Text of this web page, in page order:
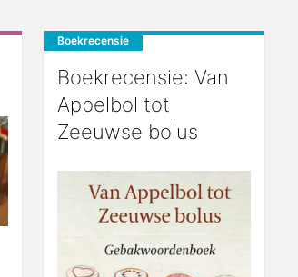
Boekrecensie
Boekrecensie: Van
Appelbol tot
Zeeuwse bolus